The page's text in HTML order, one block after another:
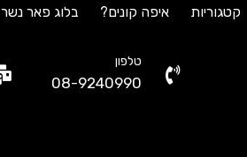
קטגוריות איפה קונים? בלוג פאר נשר
טלפון
08-9240990